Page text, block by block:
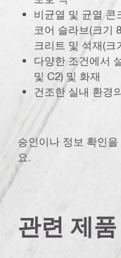
비균열 및 균열 콘
코어 슬라브(크기
크리트 및 석재(크
다양한 조건에서
및 C2) 및 화재
건조한 실내 환경
승인이나 정보 확인
요.
관련 제품